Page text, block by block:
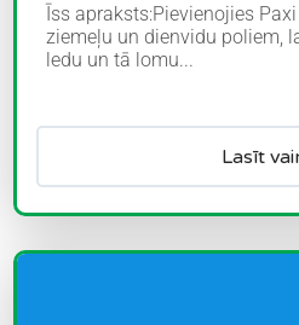
Īss apraksts:Pievienojies
ziemeļu un dienvidu poliem,
ledu un tā lomu...
Lasīt